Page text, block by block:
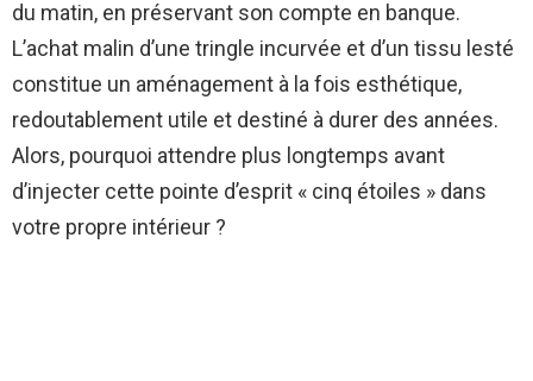
du matin, en préservant son compte en banque.
L’achat malin d’une tringle incurvée et d’un tissu lesté
constitue un aménagement à la fois esthétique,
redoutablement utile et destiné à durer des années.
Alors, pourquoi attendre plus longtemps avant
d’injecter cette pointe d’esprit « cinq étoiles » dans
votre propre intérieur ?